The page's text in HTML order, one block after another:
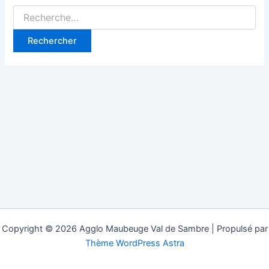
Rechercher :
Copyright © 2026 Agglo Maubeuge Val de Sambre | Propulsé par
Thème WordPress Astra